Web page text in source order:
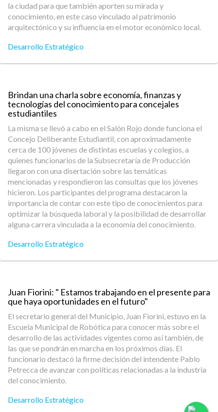
la ciudad para que también aporten su mirada y
conocimiento, en este caso vinculado al patrimonio
arquitectónico y su influencia en el motor económico local.
Desarrollo Estratégico
Brindan una charla sobre economía, finanzas y
tecnologías del conocimiento para concejales
estudiantiles
La misma se llevó a cabo en el Salón Rojo donde funciona el
Concejo Deliberante Estudiantil, con aproximadamente
cerca de 100 jóvenes de distintas escuelas y colegios, a
quienes funcionarios de la Subsecretaría de Producción
llegaron con una disertación sobre las temáticas
mencionadas y respondieron las consultas que los jóvenes
hicieron. Los participantes del programa destacaron la
importancia de contar con este tipo de conocimientos para
optimizar la búsqueda laboral y la posibilidad de desarrollar
alguna carrera vinculada a la economía del conocimiento.
Desarrollo Estratégico
Juan Fiorini: " Estamos trabajando en el presente para
que haya oportunidades en el futuro"
El secretario general del Municipio, Juan Fiorini, estuvo en la
Escuela Municipal de Robótica para conocer más sobre el
desarrollo de las actividades vigentes como así también, de
las que se pondrán en marcha en los próximos días. El
funcionario destacó la firme decisión del intendente Pablo
Petrecca de avanzar con políticas relacionadas a la industria
del conocimiento.
Desarrollo Estratégico